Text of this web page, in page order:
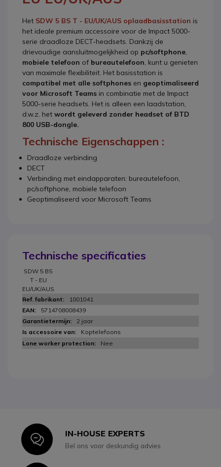
Het SDW 5 BS T - EU/UK/AUS oplaadbasisstation is
het ideale premium accessoire voor de Impact 5000-
serie draadloze DECT-headsets. Dankzij de
drievoudige aansluitmogelijkheid op pc/softphone,
mobiele telefoon of bureautelefoon, kunt u genieten
van maximale flexibiliteit. Het basisstation is
compatibel met alle softphones en geoptimaliseerd
voor Microsoft Teams in combinatie met de Impact
5000-serie headsets. Het is alleen een laadstation,
d.w.z. het wordt geleverd zonder headset of BTD
800 USB-dongle.
Technische Eigenschappen :
Draadloze verbinding
DECT
Verbinding met eindapparaten: bureautelefoon,
pc/softphone, mobiele telefoon
Geoptimaliseerd voor Microsoft Teams
Technische specificaties
SDW 5 BS
T - EU
EU/UK/AUS
1001041
5714708008439
2 jaar
Koptelefoons
Nee
IconIN-HOUSE EXPERTS
Bel ons voor deskundig advies